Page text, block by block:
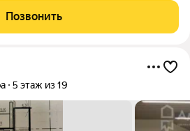
дома. Общая площадь составляет
кв. м
Позвонить
5 этаж из 19